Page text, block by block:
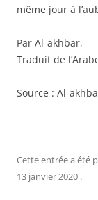
même jour à
Par Al-akhbar,
Traduit de
Source : Al-
Cette entrée a été
13 janvier 2020 .